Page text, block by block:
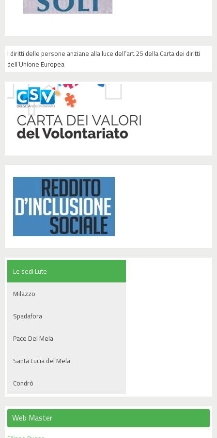
I diritti delle persone anziane alla luce dell’art.25 della Carta dei diritti
dell’Unione Europea
Le sedi Lute
Milazzo
Spadafora
Pace Del Mela
Santa Lucia del Mela
Condrò
Web Master